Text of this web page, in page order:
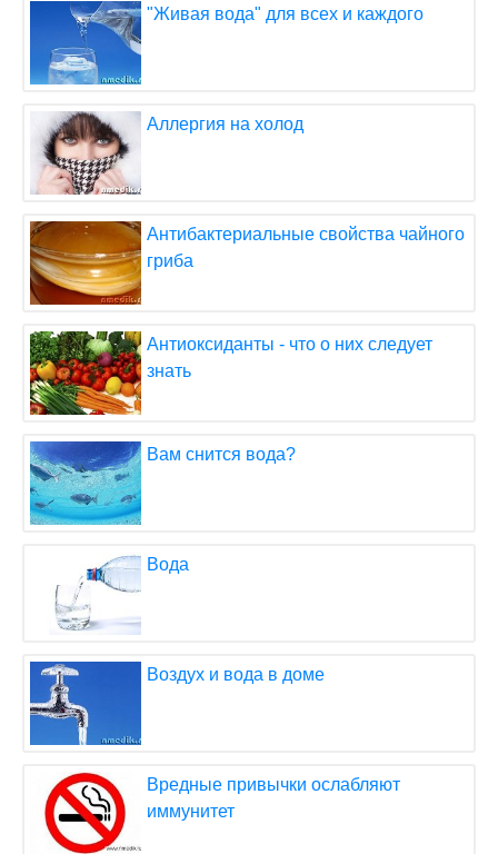
"Живая вода" для всех и каждого
Аллергия на холод
Антибактериальные свойства чайного
гриба
Антиоксиданты - что о них следует
знать
Вам снится вода?
Вода
Воздух и вода в доме
Вредные привычки ослабляют
иммунитет